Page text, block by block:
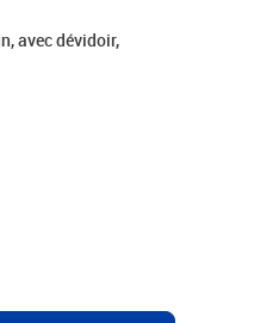
avec dévidoir,